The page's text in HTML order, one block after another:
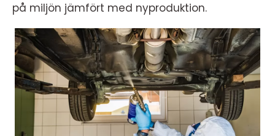
på miljön jämfört med nyproduktion.